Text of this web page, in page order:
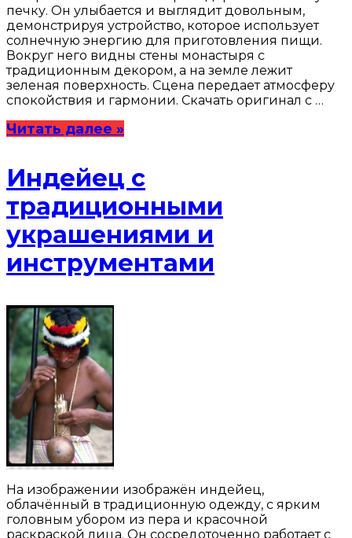
печку. Он улыбается и выглядит довольным,
демонстрируя устройство, которое использует
солнечную энергию для приготовления пищи.
Вокруг него видны стены монастыря с
традиционным декором, а на земле лежит
зеленая поверхность. Сцена передает атмосферу
спокойствия и гармонии. Скачать оригинал с …
Читать далее »
Индейец с
традиционными
украшениями и
инструментами
На изображении изображён индейец,
облачённый в традиционную одежду, с ярким
головным убором из пера и красочной
раскраской лица. Он сосредоточенно работает с